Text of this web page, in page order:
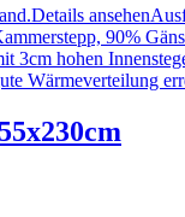
Details ansehen